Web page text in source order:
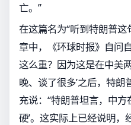
亡。”
在这篇名为“听到特朗普
章中，《环球时报》自问
这么重？因为这是在中美
晚、谈了很多’之后，特
充说：“特朗普坦言，中方
硬’。这实际上已经说明